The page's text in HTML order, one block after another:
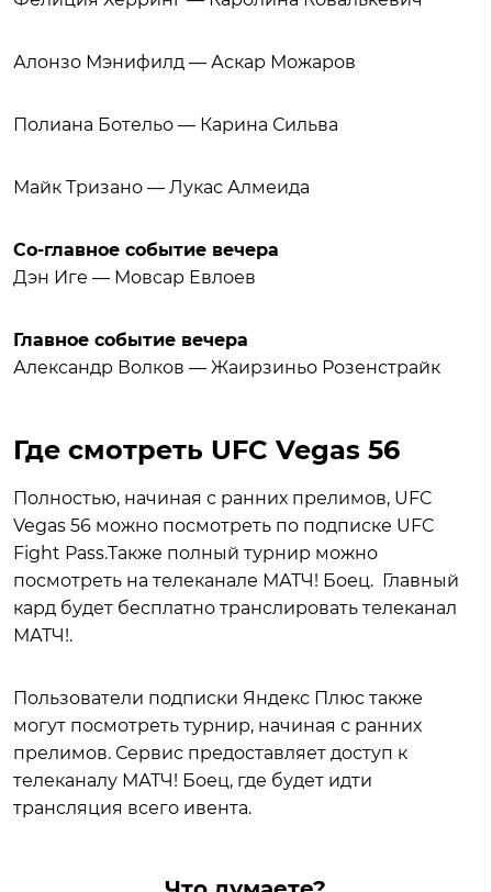
Алонзо Мэнифилд — Аскар Можаров
Полиана Ботельо — Карина Сильва
Майк Тризано — Лукас Алмеида
Со-главное событие вечера
Дэн Иге — Мовсар Евлоев
Главное событие вечера
Александр Волков — Жаирзиньо Розенстрайк
Где смотреть UFC Vegas 56
Полностью, начиная с ранних прелимов, UFC
Vegas 56 можно посмотреть по подписке UFC
Fight Pass.Также полный турнир можно
посмотреть на телеканале МАТЧ! Боец. Главный
кард будет бесплатно транслировать телеканал
МАТЧ!.
Пользователи подписки Яндекс Плюс также
могут посмотреть турнир, начиная с ранних
прелимов. Сервис предоставляет доступ к
телеканалу МАТЧ! Боец, где будет идти
трансляция всего ивента.